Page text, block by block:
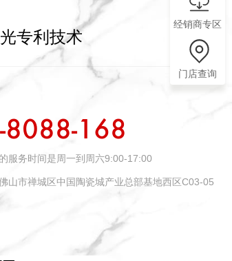
专利技术
168
服务时间是周一到周六9:00-17:00
山市禅城区中国陶瓷城产业总部基地西区C03-05
经销商专区
门店查询